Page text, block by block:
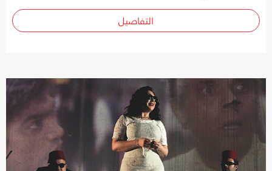
التفاصيل